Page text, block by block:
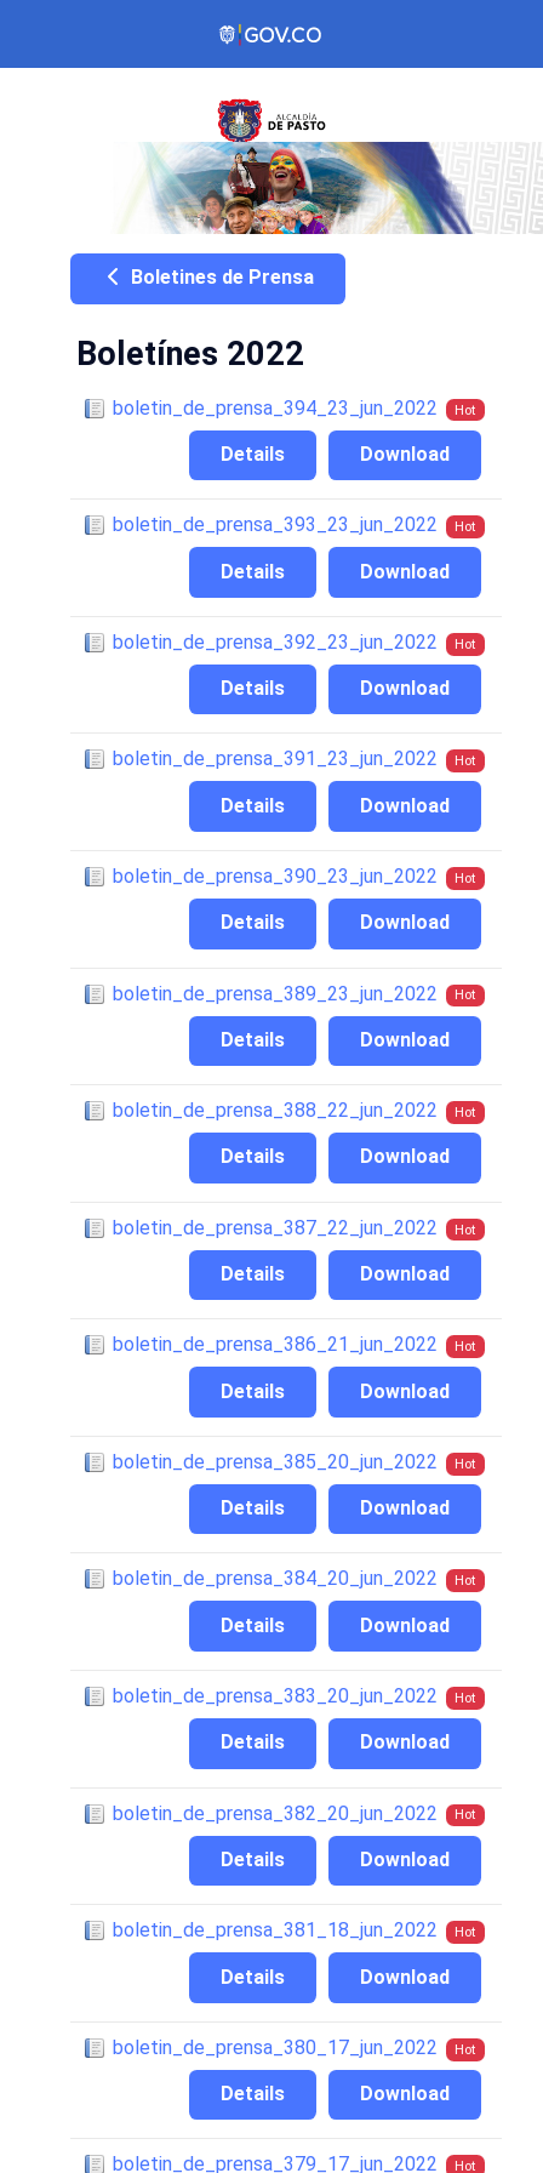
Boletines de Prensa
Boletínes 2022
boletin_de_prensa_394_23_jun_2022 Hot
Download
Details
boletin_de_prensa_393_23_jun_2022 Hot
Download
Details
boletin_de_prensa_392_23_jun_2022 Hot
Download
Details
boletin_de_prensa_391_23_jun_2022 Hot
Download
Details
boletin_de_prensa_390_23_jun_2022 Hot
Download
Details
boletin_de_prensa_389_23_jun_2022 Hot
Download
Details
boletin_de_prensa_388_22_jun_2022 Hot
Download
Details
boletin_de_prensa_387_22_jun_2022 Hot
Download
Details
boletin_de_prensa_386_21_jun_2022 Hot
Download
Details
boletin_de_prensa_385_20_jun_2022 Hot
Download
Details
boletin_de_prensa_384_20_jun_2022 Hot
Download
Details
boletin_de_prensa_383_20_jun_2022 Hot
Download
Details
boletin_de_prensa_382_20_jun_2022 Hot
Download
Details
boletin_de_prensa_381_18_jun_2022 Hot
Download
Details
boletin_de_prensa_380_17_jun_2022 Hot
Download
Details
boletin_de_prensa_379_17_jun_2022 Hot